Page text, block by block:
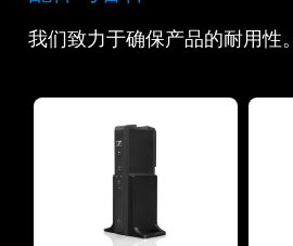
我们致力于确保产品的耐用性。